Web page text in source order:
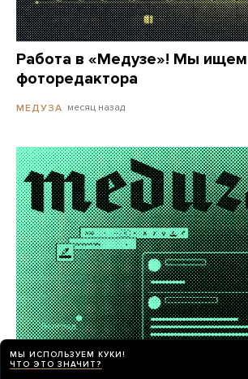
Работа в «Медузе»! Мы ищем
фоторедактора
МЕДУЗА месяц назад
МЫ ИСПОЛЬЗУЕМ КУКИ!
ЧТО ЭТО ЗНАЧИТ?